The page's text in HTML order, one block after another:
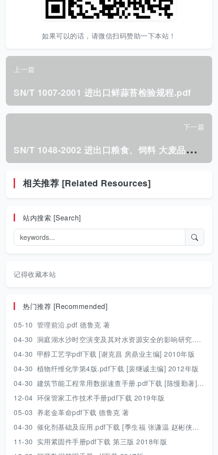
如果可以的话，请微信扫码赞助一下本站！
上一篇
SN/T 1007-2001 进出口鲜蒜苔检验规程.pdf
下一篇
S
N/T 1048-2002 进出口粮食、饲料 大麦品种鉴定 蛋白质电泳分析法.pdf
相关推荐 [Related Resources]
站内搜索 [Search]
记得收藏本站
热门推荐 [Recommended]
05-10 管理前沿.pdf 德鲁克 著
04-30 洞庭湖水沙时空演变及其对水资源安全的影响研究.pdf 胡光伟 著 2017年版
04-30 甲醇工艺学pdf下载 [谢克昌 房鼎业主编] 2010年版
04-30 植物纤维化学第4版.pdf下载 [裴继诚主编] 2012年版
04-30 建筑节能工程常用数据速查手册.pdf下载 [陈慢勤著] 2010年版
12-04 环保管家工作技术手册pdf下载 2019年版
05-03 养老金革命pdf下载 德鲁克 著
04-30 催化剂基础及应用.pdf下载 [季生福 张谦温 赵彬侠编] 2011年版
11-30 实用紧固件手册pdf下载 第三版 2018年版